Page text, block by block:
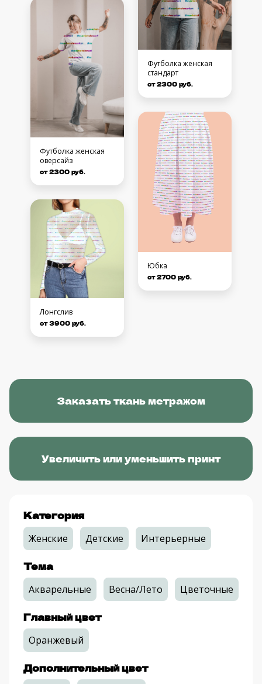
Футболка женская
оверсайз
от 2300 руб.
Лонгслив
от 3900 руб.
Футболка женская
стандарт
от 2300 руб.
Юбка
от 2700 руб.
Заказать ткань метражом
Увеличить или уменьшить принт
Категория
Женские Детские Интерьерные
Тема
Акварельные Весна/Лето Цветочные
Главный цвет
Оранжевый
Дополнительный цвет